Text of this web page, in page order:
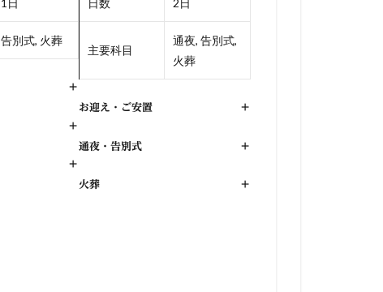
1日
告別式, 火葬
+
+
+
日数 2日
主要科目
通夜, 告別式,
火葬
お迎え・ご安置 +
通夜・告別式 +
火葬 +